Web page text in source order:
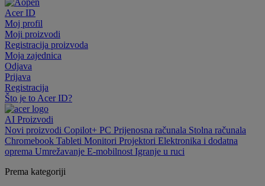
Acer ID
Moj profil
Moji proizvodi
Registracija proizvoda
Moja zajednica
Odjava
Prijava
Registracija
Što je to Acer ID?
AI Proizvodi
Novi proizvodi Copilot+ PC Prijenosna računala Stolna računala
Chromebook Tableti Monitori Projektori Elektronika i dodatna
oprema Umrežavanje E-mobilnost Igranje u ruci
Prema kategoriji